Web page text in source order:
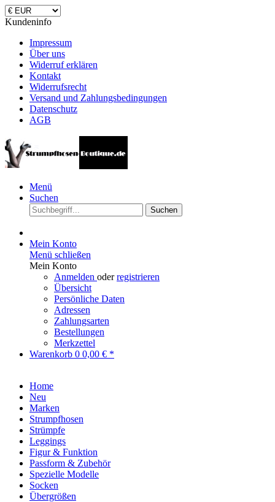
Kundeninfo
Impressum
Über uns
Widerruf erklären
Kontakt
Widerrufsrecht
Versand und Zahlungsbedingungen
Datenschutz
AGB
Menü
Suchen
Suchen
Mein Konto
Menü schließen
Mein Konto
Anmelden oderregistrieren
Übersicht
Persönliche Daten
Adressen
Zahlungsarten
Bestellungen
Merkzettel
Warenkorb 0 0,00 € *
Home
Neu
Marken
Strumpfhosen
Strümpfe
Leggings
Figur & Funktion
Passform & Zubehör
Spezielle Modelle
Socken
Übergrößen